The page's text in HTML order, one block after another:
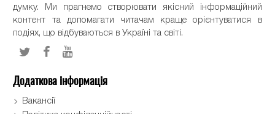
думку. Ми прагнемо створювати якісний інформаційний
контент та допомагати читачам краще орієнтуватися в
подіях, що відбуваються в Україні та світі.
Додаткова інформація
Вакансії